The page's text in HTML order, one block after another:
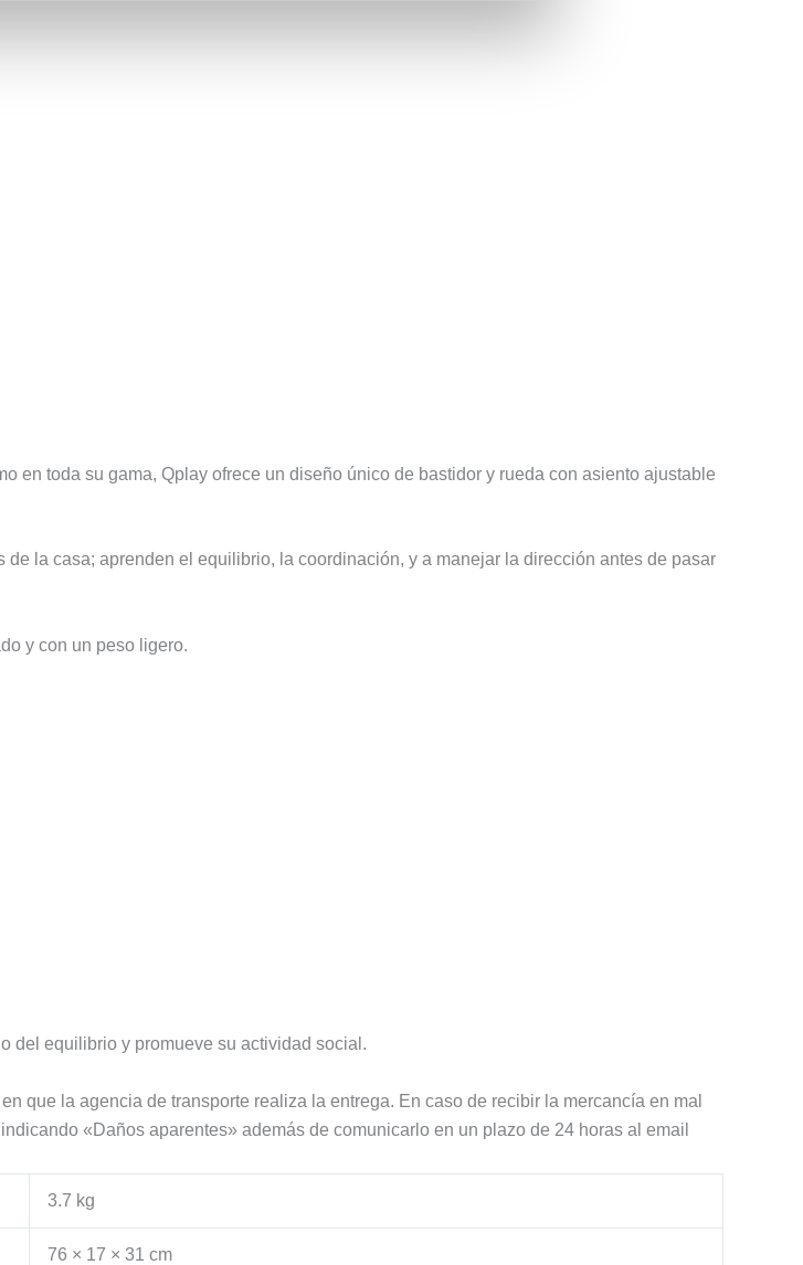
en toda su gama, Qplay ofrece un diseño único de bastidor y rueda con asiento ajustable
la casa; aprenden el equilibrio, la coordinación, y a manejar la dirección antes de pasar
y con un peso ligero.
del equilibrio y promueve su actividad social.
que la agencia de transporte realiza la entrega. En caso de recibir la mercancía en mal
«Daños aparentes» además de comunicarlo en un plazo de 24 horas al email
3.7 kg
76 × 17 × 31 cm